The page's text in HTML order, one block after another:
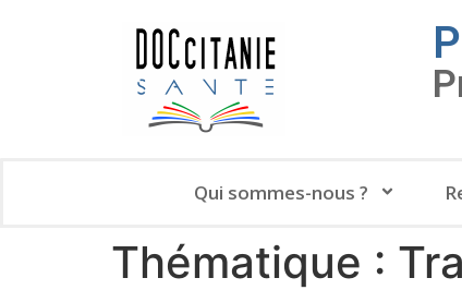
Qui sommes-nous ?
Thématique :